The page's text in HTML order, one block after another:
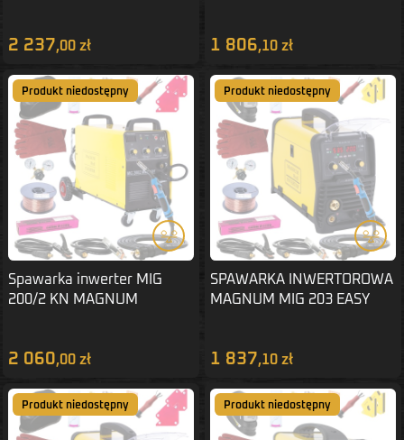
2 237,00 zł 1 806,10 zł
Produkt niedostępny
Spawarka inwerter MIG
200/2 KN MAGNUM
2 060,00 zł
Produkt niedostępny
SPAWARKA INWERTOROWA
MAGNUM MIG 203 EASY
1 837,10 zł
Produkt niedostępny Produkt niedostępny